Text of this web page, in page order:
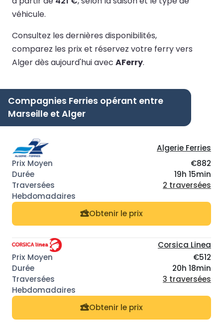
véhicule.
Consultez les dernières disponibilités,
comparez les prix et réservez votre ferry vers
Alger dès aujourd'hui avec AFerry.
Compagnies Ferries opérant entre
Marseille et Alger
Algerie Ferries
€882
19h 15min
2 traversées
Obtenir le prix
Corsica Linea
€512
20h 18min
3 traversées
Obtenir le prix